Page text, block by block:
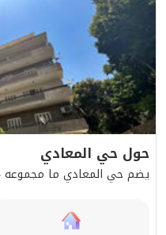
حول حي المعادي
يضم حي المعادي ما مجموعه 836 مبنى سكنيًا.